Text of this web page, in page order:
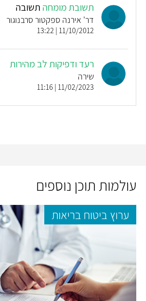
תשובת מומחה תשובה
דר' אירנה ספקטור סרבנוגור
11/10/2012 | 13:22
רעד ודפיקות לב מהירות
שירה
11/02/2023 | 11:16
עולמות תוכן נוספים
ערוץ ביטוח בריאות